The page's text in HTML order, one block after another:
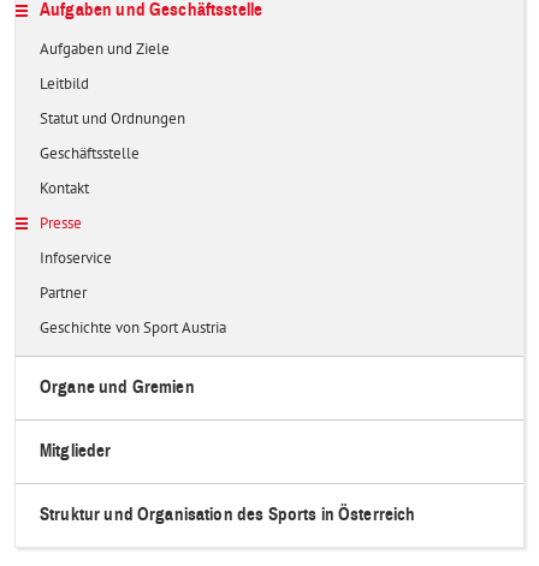
Aufgaben und Geschäftsstelle
Aufgaben und Ziele
Leitbild
Statut und Ordnungen
Geschäftsstelle
Kontakt
Presse
Infoservice
Partner
Geschichte von Sport Austria
Organe und Gremien
Mitglieder
Struktur und Organisation des Sports in Österreich